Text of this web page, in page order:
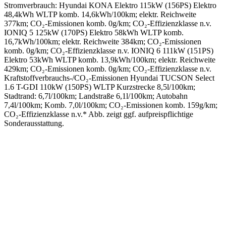
Stromverbrauch: Hyundai KONA Elektro 115kW (156PS) Elektro
48,4kWh WLTP komb. 14,6kWh/100km; elektr. Reichweite
377km; CO₂-Emissionen komb. 0g/km; CO₂-Effizienzklasse n.v.
IONIQ 5 125kW (170PS) Elektro 58kWh WLTP komb.
16,7kWh/100km; elektr. Reichweite 384km; CO₂-Emissionen
komb. 0g/km; CO₂-Effizienzklasse n.v. IONIQ 6 111kW (151PS)
Elektro 53kWh WLTP komb. 13,9kWh/100km; elektr. Reichweite
429km; CO₂-Emissionen komb. 0g/km; CO₂-Effizienzklasse n.v.
Kraftstoffverbrauchs-/CO₂-Emissionen Hyundai TUCSON Select
1.6 T-GDI 110kW (150PS) WLTP Kurzstrecke 8,5l/100km;
Stadtrand: 6,7l/100km; Landstraße 6,1l/100km; Autobahn
7,4l/100km; Komb. 7,0l/100km; CO₂-Emissionen komb. 159g/km;
CO₂-Effizienzklasse n.v.* Abb. zeigt ggf. aufpreispflichtige
Sonderausstattung.